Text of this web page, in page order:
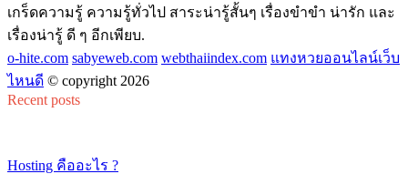
เกร็ดความรู้ ความรู้ทั่วไป สาระน่ารู้สั้นๆ เรื่องขำขำ น่ารัก และ
เรื่องน่ารู้ ดี ๆ อีกเพียบ.
o-hite.com sabyeweb.com webthaiindex.com แทงหวยออนไลน์เว็บ
ไหนดี © copyright 2026
Recent posts
Hosting คืออะไร ?